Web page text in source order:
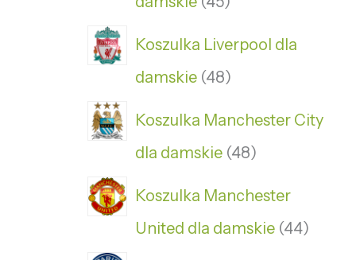
Koszulka Liverpool dla
damskie 48
Koszulka Manchester City
dla damskie 48
Koszulka Manchester
United dla damskie 44